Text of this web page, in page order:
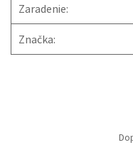
Zaradenie:
Značka: